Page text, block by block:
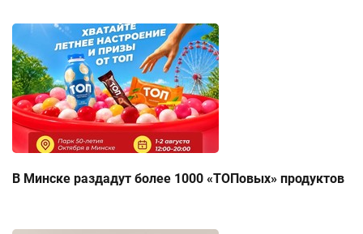
В Минске раздадут более 1000 «ТОПовых» продуктов